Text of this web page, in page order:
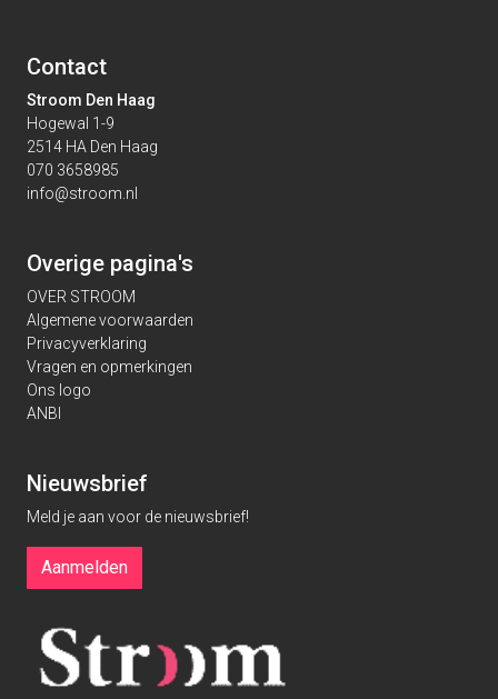
Contact
Stroom Den Haag
Hogewal 1-9
2514 HA Den Haag
070 3658985
info@stroom.nl
Overige pagina's
OVER STROOM
Algemene voorwaarden
Privacyverklaring
Vragen en opmerkingen
Ons logo
ANBI
Nieuwsbrief
Meld je aan voor de nieuwsbrief!
Aanmelden